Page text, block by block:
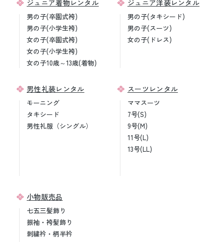
ジュニア着物レンタル
男の子(卒園式袴)
男の子(小学生袴)
女の子(卒園式袴)
女の子(小学生袴)
女の子10歳～13歳(着物)
ジュニア洋装レンタル
男の子(タキシード)
男の子(スーツ)
女の子(ドレス)
男性礼装レンタル
モーニング
タキシード
男性礼服（シングル）
スーツレンタル
ママスーツ
7号(S)
9号(M)
11号(L)
13号(LL)
小物販売品
七五三髪飾り
振袖・袴髪飾り
刺繍衿・柄半衿